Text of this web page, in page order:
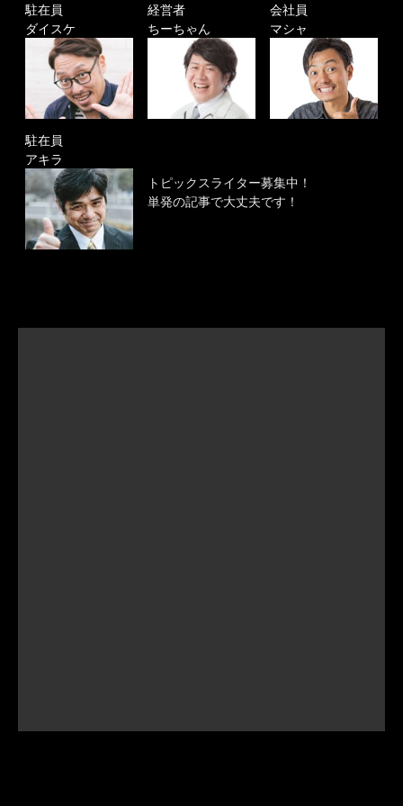
駐在員
ダイスケ
経営者
ちーちゃん
会社員
マシャ
駐在員
アキラ
トピックスライター募集中！
単発の記事で大丈夫です！